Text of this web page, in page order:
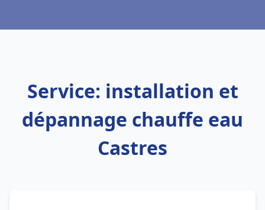
Service: installation et
dépannage chauffe eau
Castres